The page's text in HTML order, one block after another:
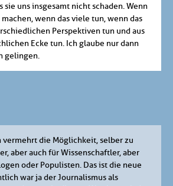
sie uns insgesamt nicht schaden. Wenn
wenn das viele tun, wenn das
Perspektiven tun und aus
Ecke tun. Ich glaube nur dann
gelingen.
vermehrt die Möglichkeit, selber zu
aber auch für Wissenschaftler, aber
oder Populisten. Das ist die neue
war ja der Journalismus als